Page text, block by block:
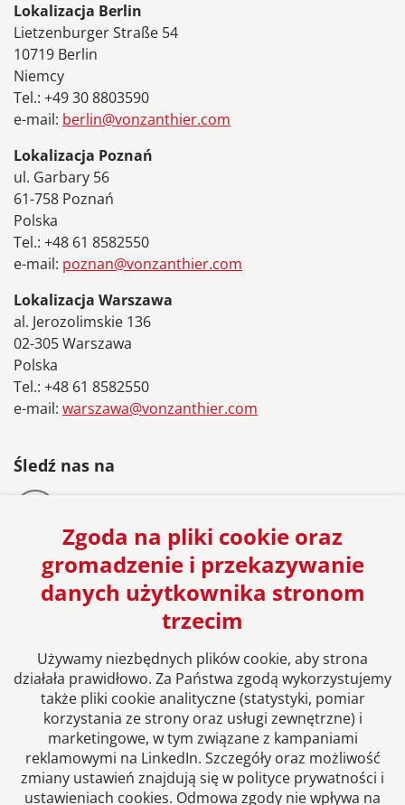
Lokalizacja Berlin
Lietzenburger Straße 54
10719 Berlin
Niemcy
Tel.: +49 30 8803590
e-mail: berlin@vonzanthier.com
Lokalizacja Poznań
ul. Garbary 56
61-758 Poznań
Polska
Tel.: +48 61 8582550
e-mail: poznan@vonzanthier.com
Lokalizacja Warszawa
al. Jerozolimskie 136
02-305 Warszawa
Polska
Tel.: +48 61 8582550
e-mail: warszawa@vonzanthier.com
Śledź nas na
Europejska sieć Kancelarii Prawnych
Zgoda na pliki cookie oraz
gromadzenie i przekazywanie
danych użytkownika stronom
trzecim
Używamy niezbędnych plików cookie, aby strona
działała prawidłowo. Za Państwa zgodą wykorzystujemy
także pliki cookie analityczne (statystyki, pomiar
korzystania ze strony oraz usługi zewnętrzne) i
marketingowe, w tym związane z kampaniami
reklamowymi na LinkedIn. Szczegóły oraz możliwość
zmiany ustawień znajdują się w polityce prywatności i
ustawieniach cookies. Odmowa zgody nie wpływa na